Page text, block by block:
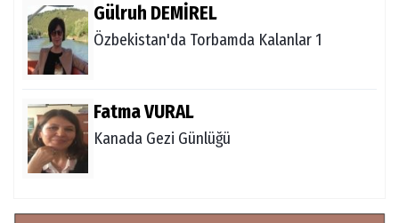
Gülruh DEMİREL
Özbekistan'da Torbamda Kalanlar 1
Fatma VURAL
Kanada Gezi Günlüğü
Mert AKAR